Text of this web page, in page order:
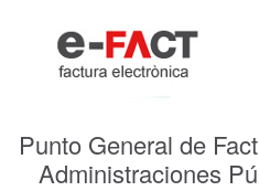
Punto General de
Administraciones